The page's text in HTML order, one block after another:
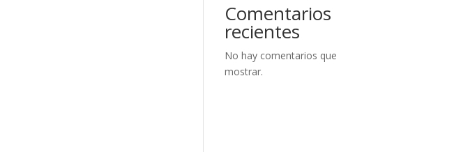
Comentarios
recientes
No hay comentarios que
mostrar.